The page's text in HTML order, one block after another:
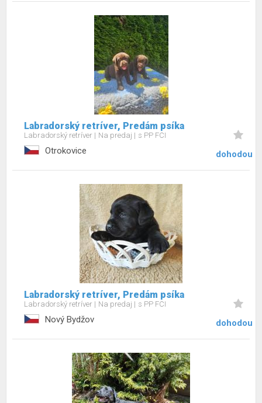
Labradorský retríver, Predám psíka
Labradorský retríver Na predaj s PP FCI
Otrokovice dohodou
Labradorský retríver, Predám psíka
Labradorský retríver Na predaj s PP FCI
Nový Bydžov dohodou